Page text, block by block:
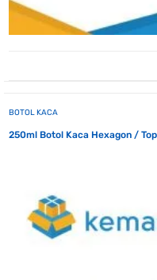
BOTOL KACA
250ml Botol Kaca Hexagon /